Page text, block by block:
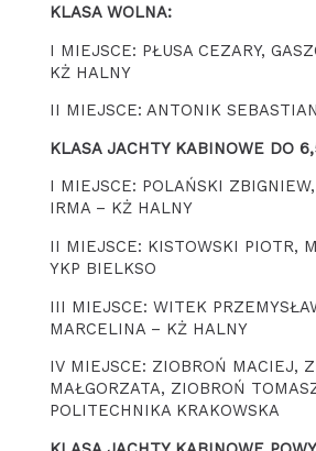
KLASA WOLNA:
I MIEJSCE: PŁUSA CEZARY,
KŻ HALNY
II MIEJSCE: ANTONIK SEBASTIAN
KLASA JACHTY KABINOWE DO
I MIEJSCE: POLAŃSKI
IRMA – KŻ HALNY
II MIEJSCE: KISTOWSKI PIOTR,
YKP BIELKSO
III MIEJSCE: WITEK
MARCELINA – KŻ HALNY
IV MIEJSCE: ZIOBROŃ MACIEJ,
MAŁGORZATA, ZIOBROŃ
POLITECHNIKA KRAKOWSKA